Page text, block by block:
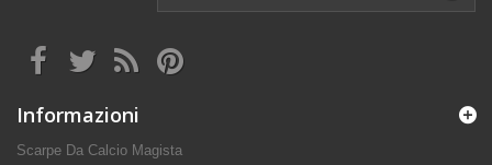
Informazioni
Scarpe Da Calcio Magista